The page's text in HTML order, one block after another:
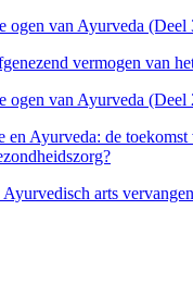
ogen van Ayurveda (Deel
vermogen van
ogen van Ayurveda (Deel
Ayurveda: de toekomst
arts